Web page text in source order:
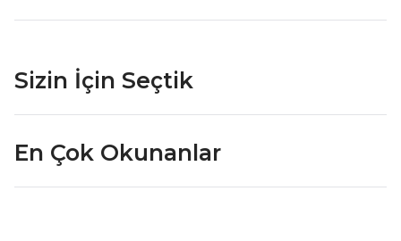
Sizin İçin Seçtik
En Çok Okunanlar